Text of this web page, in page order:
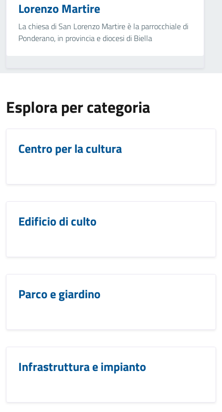
Lorenzo Martire
La chiesa di San Lorenzo Martire è la parrocchiale di
Ponderano, in provincia e diocesi di Biella
Esplora per categoria
Centro per la cultura
Edificio di culto
Parco e giardino
Infrastruttura e impianto